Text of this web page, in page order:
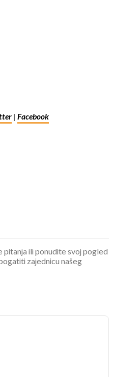
| Facebook
pitanja ili ponudite svoj pogled
zajednicu našeg